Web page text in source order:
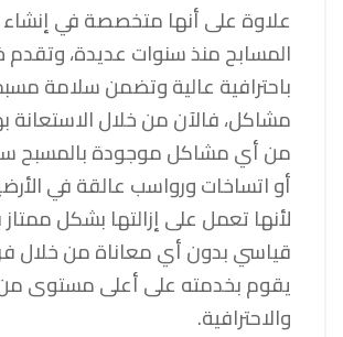
علاوة على أنها متخصصة في
المسابح منذ سنوات عديدة، وتقدم
باحترافية عالية وتضمن سلامة
مشاكل، فالآن من خلال الاستعانة
من أي مشاكل موجودة بالمسبح
أو اتساخات ورواسب عالقة في
لأنها تعمل على إزالتها بشكل
قياسي بدون أي معاناة من خلال
يقوم بخدمته على أعلى مستوى
والاحترافية.